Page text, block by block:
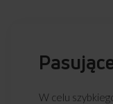
W celu